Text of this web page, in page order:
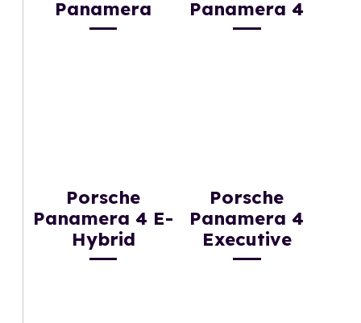
Panamera Panamera 4
Porsche
Panamera 4 E-
Hybrid
Porsche
Panamera 4
Executive